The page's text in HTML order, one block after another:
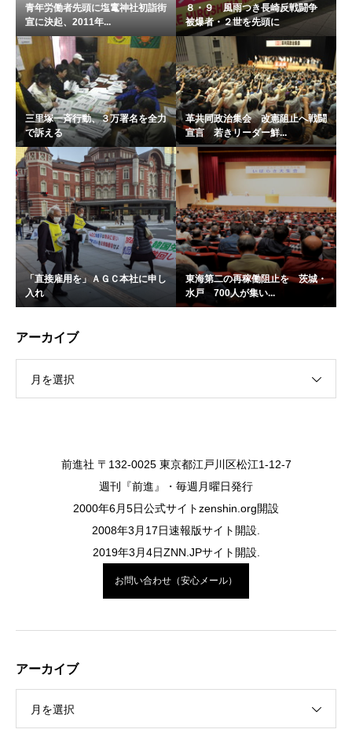
青年労働者先頭に塩竃神社初詣街
宣に決起、2011年...
８・９ 風雨つき長崎反戦闘争
被爆者・２世を先頭に
三里塚一斉行動、３万署名を全力
で訴える
革共同政治集会 改憲阻止へ戦闘
宣言 若きリーダー鮮...
「直接雇用を」ＡＧＣ本社に申し
入れ
東海第二の再稼働阻止を 茨城・
水戸 700人が集い...
アーカイブ
月を選択
前進社 〒132-0025 東京都江戸川区松江1-12-7
週刊『前進』・毎週月曜日発行
2000年6月5日公式サイトzenshin.org開設
2008年3月17日速報版サイト開設.
2019年3月4日ZNN.JPサイト開設.
お問い合わせ（安心メール）
アーカイブ
月を選択